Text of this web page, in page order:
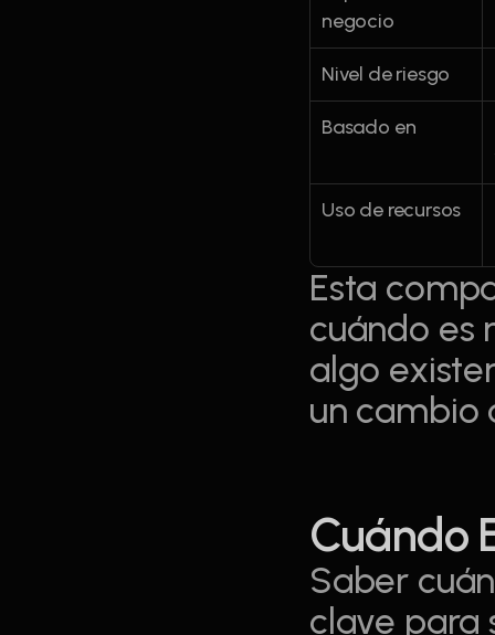
negocio
Nivel de riesgo
Basado en
Uso de recursos
Esta
cuándo es
algo
un cambio
Cuándo
Saber
clave para